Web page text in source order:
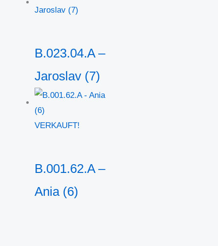
B.023.04.A –
Jaroslav (7)
VERKAUFT!
B.001.62.A –
Ania (6)